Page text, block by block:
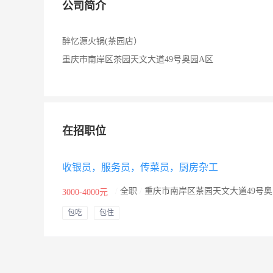
公司简介
醉忆源火锅(茶园店）
重庆市南岸区茶园天文大道49号奥园A区
在招职位
收银员，服务员，传菜员，厨房杂工
3000-4000元 全职 重庆市南岸区茶园天文大道49号
包吃 包住